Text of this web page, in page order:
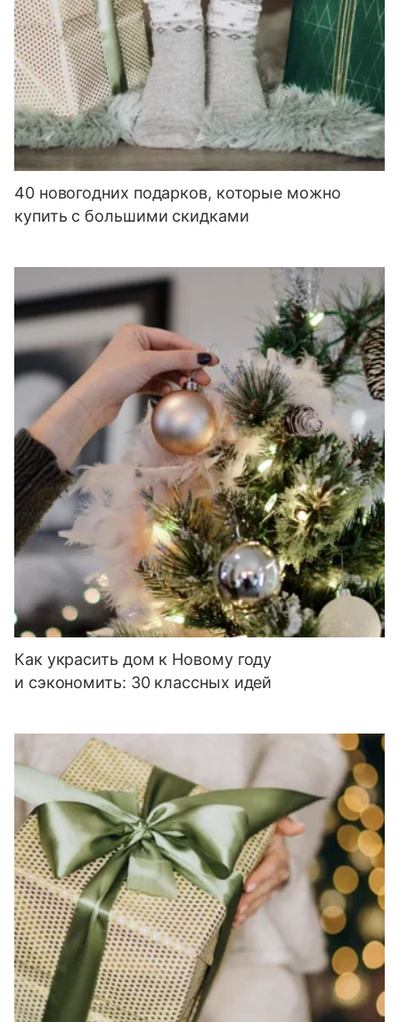
40 новогодних подарков, которые можно
купить с большими скидками
Как украсить дом к Новому году
и сэкономить: 30 классных идей